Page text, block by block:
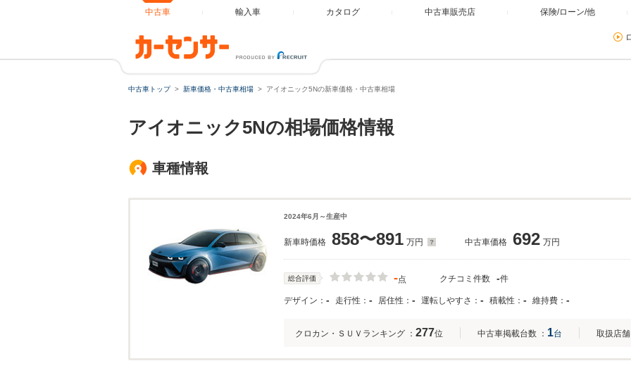
中古車 輸入車 カタログ 中古車販売店 保険/ローン/他
中古車トップ 新車価格・中古車相場 アイオニック5Nの新車価格・中古車相場
アイオニック5Nの相場価格情報
車種情報
2024年6月～生産中
新車時価格 858〜891 万円 中古車価格 692 万円
総合評価 -点 クチコミ件数 -件
デザイン： - 走行性： - 居住性： - 運転しやすさ： - 積載性： - 維持費： -
クロカン・ＳＵＶランキング ： 277位 中古車掲載台数 ： 1台 取扱店舗